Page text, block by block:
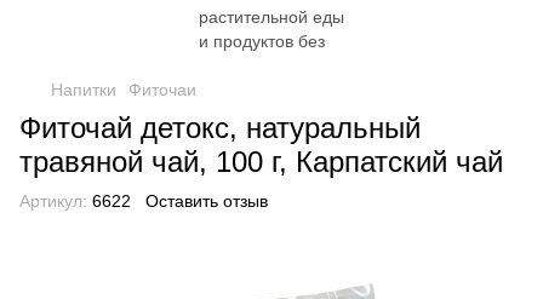
Напитки Фиточаи
Фиточай детокс, натуральный
травяной чай, 100 г, Карпатский чай
Артикул: 6622 Оставить отзыв